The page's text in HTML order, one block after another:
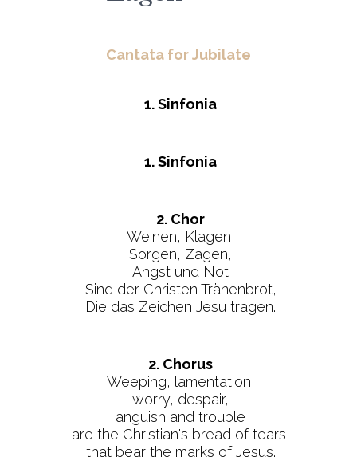
Cantata for Jubilate
1. Sinfonia
1. Sinfonia
2. Chor
Weinen, Klagen,
Sorgen, Zagen,
Angst und Not
Sind der Christen Tränenbrot,
Die das Zeichen Jesu tragen.
2. Chorus
Weeping, lamentation,
worry, despair,
anguish and trouble
are the Christian's bread of tears,
that bear the marks of Jesus.